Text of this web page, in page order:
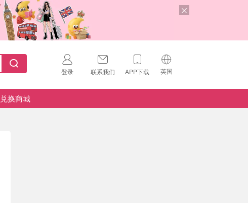
登录 联系我们 APP下载 英国
🇺🇸
兑换商城